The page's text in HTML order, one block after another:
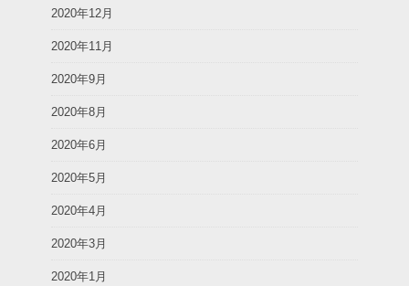
2020年12月
2020年11月
2020年9月
2020年8月
2020年6月
2020年5月
2020年4月
2020年3月
2020年1月